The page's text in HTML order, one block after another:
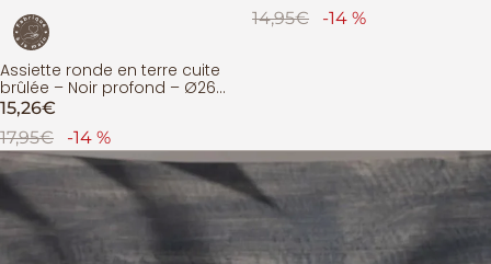
PROMOTION
Assiette ronde en terre cuite
brûlée – Noir profond – Ø26
cm
15,26€
17,95€
-14 %
14,95€
-14 %